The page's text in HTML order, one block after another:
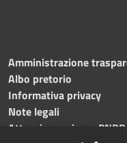
Amministrazione
Albo pretorio
Informativa privacy
Note legali
Attuazione misure PNRR